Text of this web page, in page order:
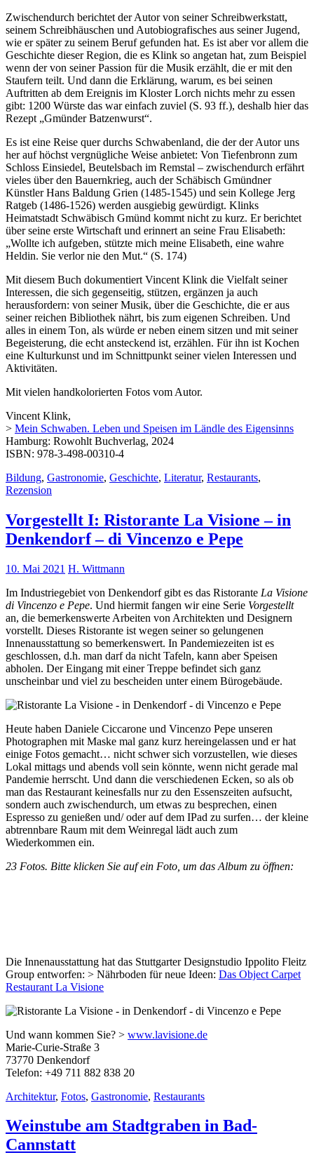
Zwischendurch berichtet der Autor von seiner Schreibwerkstatt,
seinem Schreibhäuschen und Autobiografisches aus seiner Jugend,
wie er später zu seinem Beruf gefunden hat. Es ist aber vor allem die
Geschichte dieser Region, die es Klink so angetan hat, zum Beispiel
wenn der von seiner Passion für die Musik erzählt, die er mit den
Staufern teilt. Und dann die Erklärung, warum, es bei seinen
Auftritten ab dem Ereignis im Kloster Lorch nichts mehr zu essen
gibt: 1200 Würste das war einfach zuviel (S. 93 ff.), deshalb hier das
Rezept „Gmünder Batzenwurst“.
Es ist eine Reise quer durchs Schwabenland, die der der Autor uns
her auf höchst vergnügliche Weise anbietet: Von Tiefenbronn zum
Schloss Einsiedel, Beutelsbach im Remstal – zwischendurch erfährt
vieles über den Bauernkrieg, auch der Schäbisch Gmündner
Künstler Hans Baldung Grien (1485-1545) und sein Kollege Jerg
Ratgeb (1486-1526) werden ausgiebig gewürdigt. Klinks
Heimatstadt Schwäbisch Gmünd kommt nicht zu kurz. Er berichtet
über seine erste Wirtschaft und erinnert an seine Frau Elisabeth:
„Wollte ich aufgeben, stützte mich meine Elisabeth, eine wahre
Heldin. Sie verlor nie den Mut.“ (S. 174)
Mit diesem Buch dokumentiert Vincent Klink die Vielfalt seiner
Interessen, die sich gegenseitig, stützen, ergänzen ja auch
herausfordern: von seiner Musik, über die Geschichte, die er aus
seiner reichen Bibliothek nährt, bis zum eigenen Schreiben. Und
alles in einem Ton, als würde er neben einem sitzen und mit seiner
Begeisterung, die echt ansteckend ist, erzählen. Für ihn ist Kochen
eine Kulturkunst und im Schnittpunkt seiner vielen Interessen und
Aktivitäten.
Mit vielen handkolorierten Fotos vom Autor.
Vincent Klink,
> Mein Schwaben. Leben und Speisen im Ländle des Eigensinns
Hamburg: Rowohlt Buchverlag, 2024
ISBN: 978-3-498-00310-4
Bildung, Gastronomie, Geschichte, Literatur, Restaurants,
Rezension
Vorgestellt I: Ristorante La Visione – in
Denkendorf – di Vincenzo e Pepe
10. Mai 2021 H. Wittmann
Im Industriegebiet von Denkendorf gibt es das Ristorante La Visione
di Vincenzo e Pepe. Und hiermit fangen wir eine Serie Vorgestellt
an, die bemerkenswerte Arbeiten von Architekten und Designern
vorstellt. Dieses Ristorante ist wegen seiner so gelungenen
Innenausstattung so bemerkenswert. In Pandemiezeiten ist es
geschlossen, d.h. man darf da nicht Tafeln, kann aber Speisen
abholen. Der Eingang mit einer Treppe befindet sich ganz
unscheinbar und viel zu bescheiden unter einem Bürogebäude.
Heute haben Daniele Ciccarone und Vincenzo Pepe unseren
Photographen mit Maske mal ganz kurz hereingelassen und er hat
einige Fotos gemacht… nicht schwer sich vorzustellen, wie dieses
Lokal mittags und abends voll sein könnte, wenn nicht gerade mal
Pandemie herrscht. Und dann die verschiedenen Ecken, so als ob
man das Restaurant keinesfalls nur zu den Essenszeiten aufsucht,
sondern auch zwischendurch, um etwas zu besprechen, einen
Espresso zu genießen und/ oder auf dem IPad zu surfen… der kleine
abtrennbare Raum mit dem Weinregal lädt auch zum
Wiederkommen ein.
23 Fotos. Bitte klicken Sie auf ein Foto, um das Album zu öffnen:
Die Innenausstattung hat das Stuttgarter Designstudio Ippolito Fleitz
Group entworfen: > Nährboden für neue Ideen: Das Object Carpet
Restaurant La Visione
Und wann kommen Sie? > www.lavisione.de
Marie-Curie-Straße 3
73770 Denkendorf
Telefon: +49 711 882 838 20
Architektur, Fotos, Gastronomie, Restaurants
Weinstube am Stadtgraben in Bad-
Cannstatt